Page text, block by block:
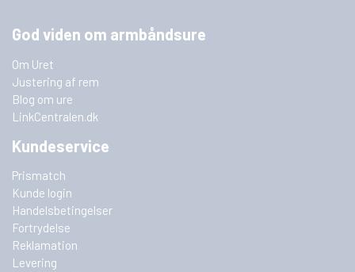
God viden om armbåndsure
Om Uret
Justering af rem
Blog om ure
LinkCentralen.dk
Kundeservice
Prismatch
Kunde login
Handelsbetingelser
Fortrydelse
Reklamation
Levering